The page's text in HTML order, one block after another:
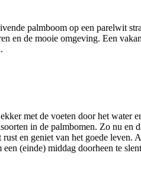
palmboom op een parelwit
en de mooie omgeving. Een
met de voeten door het water
in de palmbomen. Zo nu
en geniet van het goede
(einde) middag doorheen te